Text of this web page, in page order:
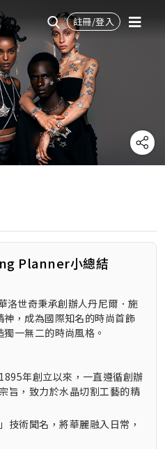
註冊/登入
Planner小總結
洛世奇秉承創辦人丹尼爾．施
，成為國際知名的時尚首飾
一無二的時尚風格。
年創立以來，一直遵循創辦
旨，致力於水晶切割工藝的精
技術聞名，將華麗融入日常，